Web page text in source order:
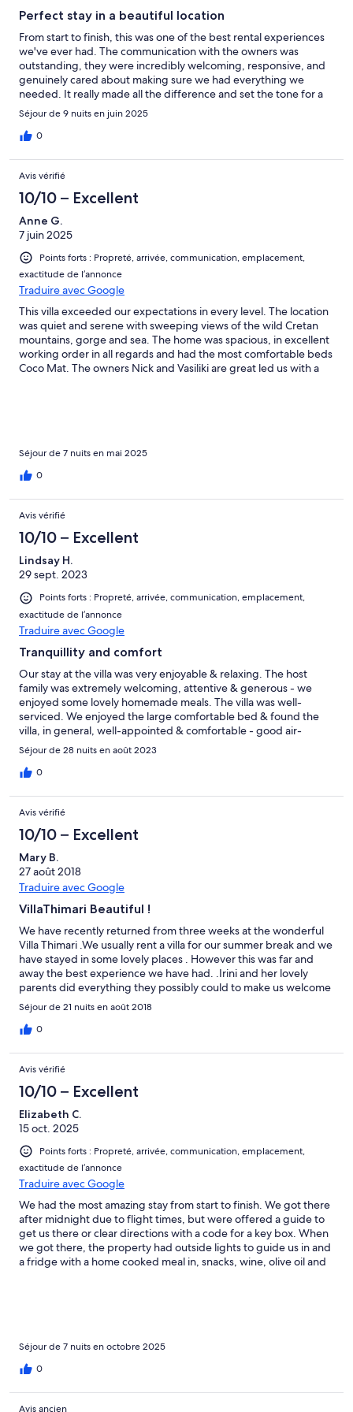
Perfect stay in a beautiful location
From start to finish, this was one of the best rental experiences
we've ever had. The communication with the owners was
outstanding, they were incredibly welcoming, responsive, and
genuinely cared about making sure we had everything we
needed. It really made all the difference and set the tone for a
relaxing, worry free trip.The property itself was perfect in every
way: clean, beautifully maintained, well-equipped, and exactly
as described (if not better!). Every detail was thought through,
won’t be disappointed!
Séjour de 9 nuits en juin 2025
0
Avis vérifié
10/10 – Excellent
Anne G.
7 juin 2025
Points forts : Propreté, arrivée, communication, emplacement,
exactitude de l’annonce
Traduire avec Google
This villa exceeded our expectations in every level. The location
was quiet and serene with sweeping views of the wild Cretan
mountains, gorge and sea. The home was spacious, in excellent
working order in all regards and had the most comfortable beds
Coco Mat. The owners Nick and Vasiliki are great led us with a
Séjour de 7 nuits en mai 2025
0
Avis vérifié
10/10 – Excellent
Lindsay H.
29 sept. 2023
Points forts : Propreté, arrivée, communication, emplacement,
exactitude de l’annonce
Traduire avec Google
Tranquillity and comfort
Our stay at the villa was very enjoyable & relaxing. The host
family was extremely welcoming, attentive & generous - we
enjoyed some lovely homemade meals. The villa was well-
serviced. We enjoyed the large comfortable bed & found the
villa, in general, well-appointed & comfortable - good air-
conditionimg & appliances were much appreciated. Our pool, in
the lower villa, did not enjoy the privacy we expected as the villa
above has a good view of it, but this wasn't really an issue. We
minutes from a supermarket & other facilities was fine. The
proximity to Rethymno is good. Villa Harkia would be a good
choice for your holiday in Western Crete.
Séjour de 28 nuits en août 2023
0
Avis vérifié
10/10 – Excellent
Mary B.
27 août 2018
Traduire avec Google
VillaThimari Beautiful !
We have recently returned from three weeks at the wonderful
Villa Thimari .We usually rent a villa for our summer break and we
have stayed in some lovely places . However this was far and
away the best experience we have had. .Irini and her lovely
parents did everything they possibly could to make us welcome
providing a delicious home cooked meal on our arrival and
bringing us wine olive oil cakes and scrumpy cakes. The villa was
stylish but comfortable with everything you could possibly need
buzzards circle and the swallows diving for a drink .The peace
and quiet was a wonderful gift for us (Living in Central London)
and the views were spectacular. We havent visited Crete for
many years and had forgotten how hospitable generous and
kind the Cretan people are, Wewill not leave it so long next time.
Thank you for making our stay so memorable .Would
recommend Crete and your beautiful villa every time. The
Bennetts
Séjour de 21 nuits en août 2018
0
Avis vérifié
10/10 – Excellent
Elizabeth C.
15 oct. 2025
Points forts : Propreté, arrivée, communication, emplacement,
exactitude de l’annonce
Traduire avec Google
We had the most amazing stay from start to finish. We got there
after midnight due to flight times, but were offered a guide to
get us there or clear directions with a code for a key box. When
we got there, the property had outside lights to guide us in and
a fridge with a home cooked meal in, snacks, wine, olive oil and
and clean. The bed was comfortable, the showers wonderful
and it was very well equipped. The villa is within half an hour of
Rethymno which is delightful. We were also within an easy drive
of Knossos, Chania, Heraklion and Lake Kournas. One day
however, we just stayed home and enjoyed the relaxation of the
Séjour de 7 nuits en octobre 2025
0
Avis ancien